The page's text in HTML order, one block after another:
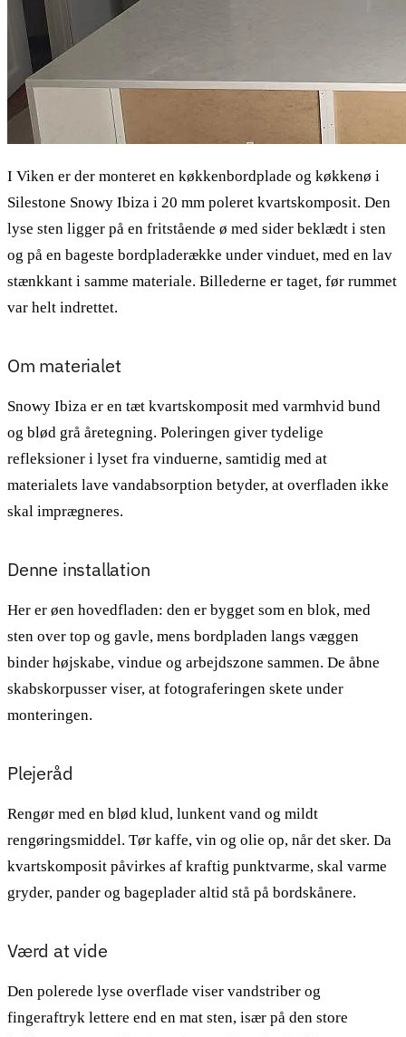
I Viken er der monteret en køkkenbordplade og køkkenø i
Silestone Snowy Ibiza i 20 mm poleret kvartskomposit. Den
lyse sten ligger på en fritstående ø med sider beklædt i sten
og på en bageste bordpladerække under vinduet, med en lav
stænkkant i samme materiale. Billederne er taget, før rummet
var helt indrettet.
Om materialet
Snowy Ibiza er en tæt kvartskomposit med varmhvid bund
og blød grå åretegning. Poleringen giver tydelige
refleksioner i lyset fra vinduerne, samtidig med at
materialets lave vandabsorption betyder, at overfladen ikke
skal imprægneres.
Denne installation
Her er øen hovedfladen: den er bygget som en blok, med
sten over top og gavle, mens bordpladen langs væggen
binder højskabe, vindue og arbejdszone sammen. De åbne
skabskorpusser viser, at fotograferingen skete under
monteringen.
Plejeråd
Rengør med en blød klud, lunkent vand og mildt
rengøringsmiddel. Tør kaffe, vin og olie op, når det sker. Da
kvartskomposit påvirkes af kraftig punktvarme, skal varme
gryder, pander og bageplader altid stå på bordskånere.
Værd at vide
Den polerede lyse overflade viser vandstriber og
fingeraftryk lettere end en mat sten, især på den store